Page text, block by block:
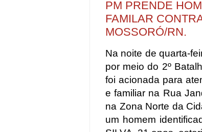
PM PRENDE
FAMILAR
MOSSORÓ/RN.
Na noite de quarta-
por meio do 2º
foi acionada para
e familiar na Rua
na Zona Norte da
um homem